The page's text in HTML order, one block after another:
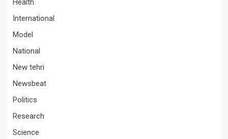
Health
International
Model
National
New tehri
Newsbeat
Politics
Research
Science